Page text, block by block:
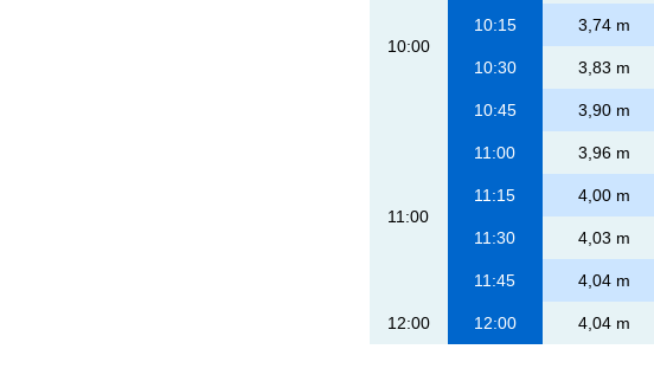
10:00
10:15 3,74 m
10:30 3,83 m
10:45 3,90 m
11:00
11:00 3,96 m
11:15 4,00 m
11:30 4,03 m
11:45 4,04 m
12:00 12:00 4,04 m